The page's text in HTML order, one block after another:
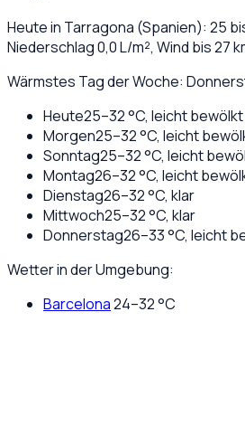
Heute in Tarragona (Spanien): 25
Niederschlag0,0L/m², Wind bis27
Wärmstes Tag der Woche:
Heute25–32°C, leicht bewölkt
Morgen25–32°C, leicht
Sonntag25–32°C, leicht
Montag26–32°C, leicht
Dienstag26–32°C, klar
Mittwoch25–32°C, klar
Donnerstag26–33°C, leicht
Wetter in der Umgebung:
Barcelona24–32°C